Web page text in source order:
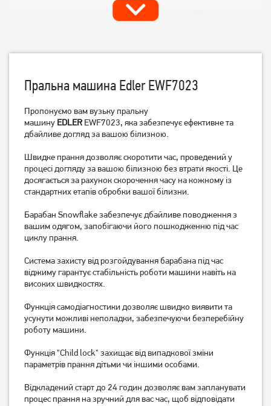
Пральна машина Gorenje
WNHPI72SCSIRV/UA
20 799грн
Пральна машина Gorenje
WNHPI62SCSIRV
19 799грн
Пральна машина
напівавтомат Milano XPB-
3 559грн
Пральна машина Whirlpool
15 199грн
Пральна машина Edler EWF7023
Пропонуємо вам вузьку пральну
машину EDLER EWF7023, яка забезпечує ефективне та
дбайливе догляд за вашою білизною.
Швидке прання дозволяє скоротити час, проведений у
процесі догляду за вашою білизною без втрати якості. Це
досягається за рахунок скорочення часу на кожному із
стандартних етапів обробки вашої білизни.
Барабан Snowflake забезпечує дбайливе поводження з
вашим одягом, запобігаючи його пошкодженню під час
циклу прання.
Система захисту від розгойдування барабана під час
віджиму гарантує стабільність роботи машини навіть на
високих швидкостях.
Функція самодіагностики дозволяє швидко виявити та
усунути можливі неполадки, забезпечуючи безперебійну
роботу машини.
Функція "Child lock" захищає від випадкової зміни
параметрів прання дітьми чи іншими особами.
Відкладений старт до 24 годин дозволяє вам запланувати
процес прання на зручний для вас час, щоб відповідати